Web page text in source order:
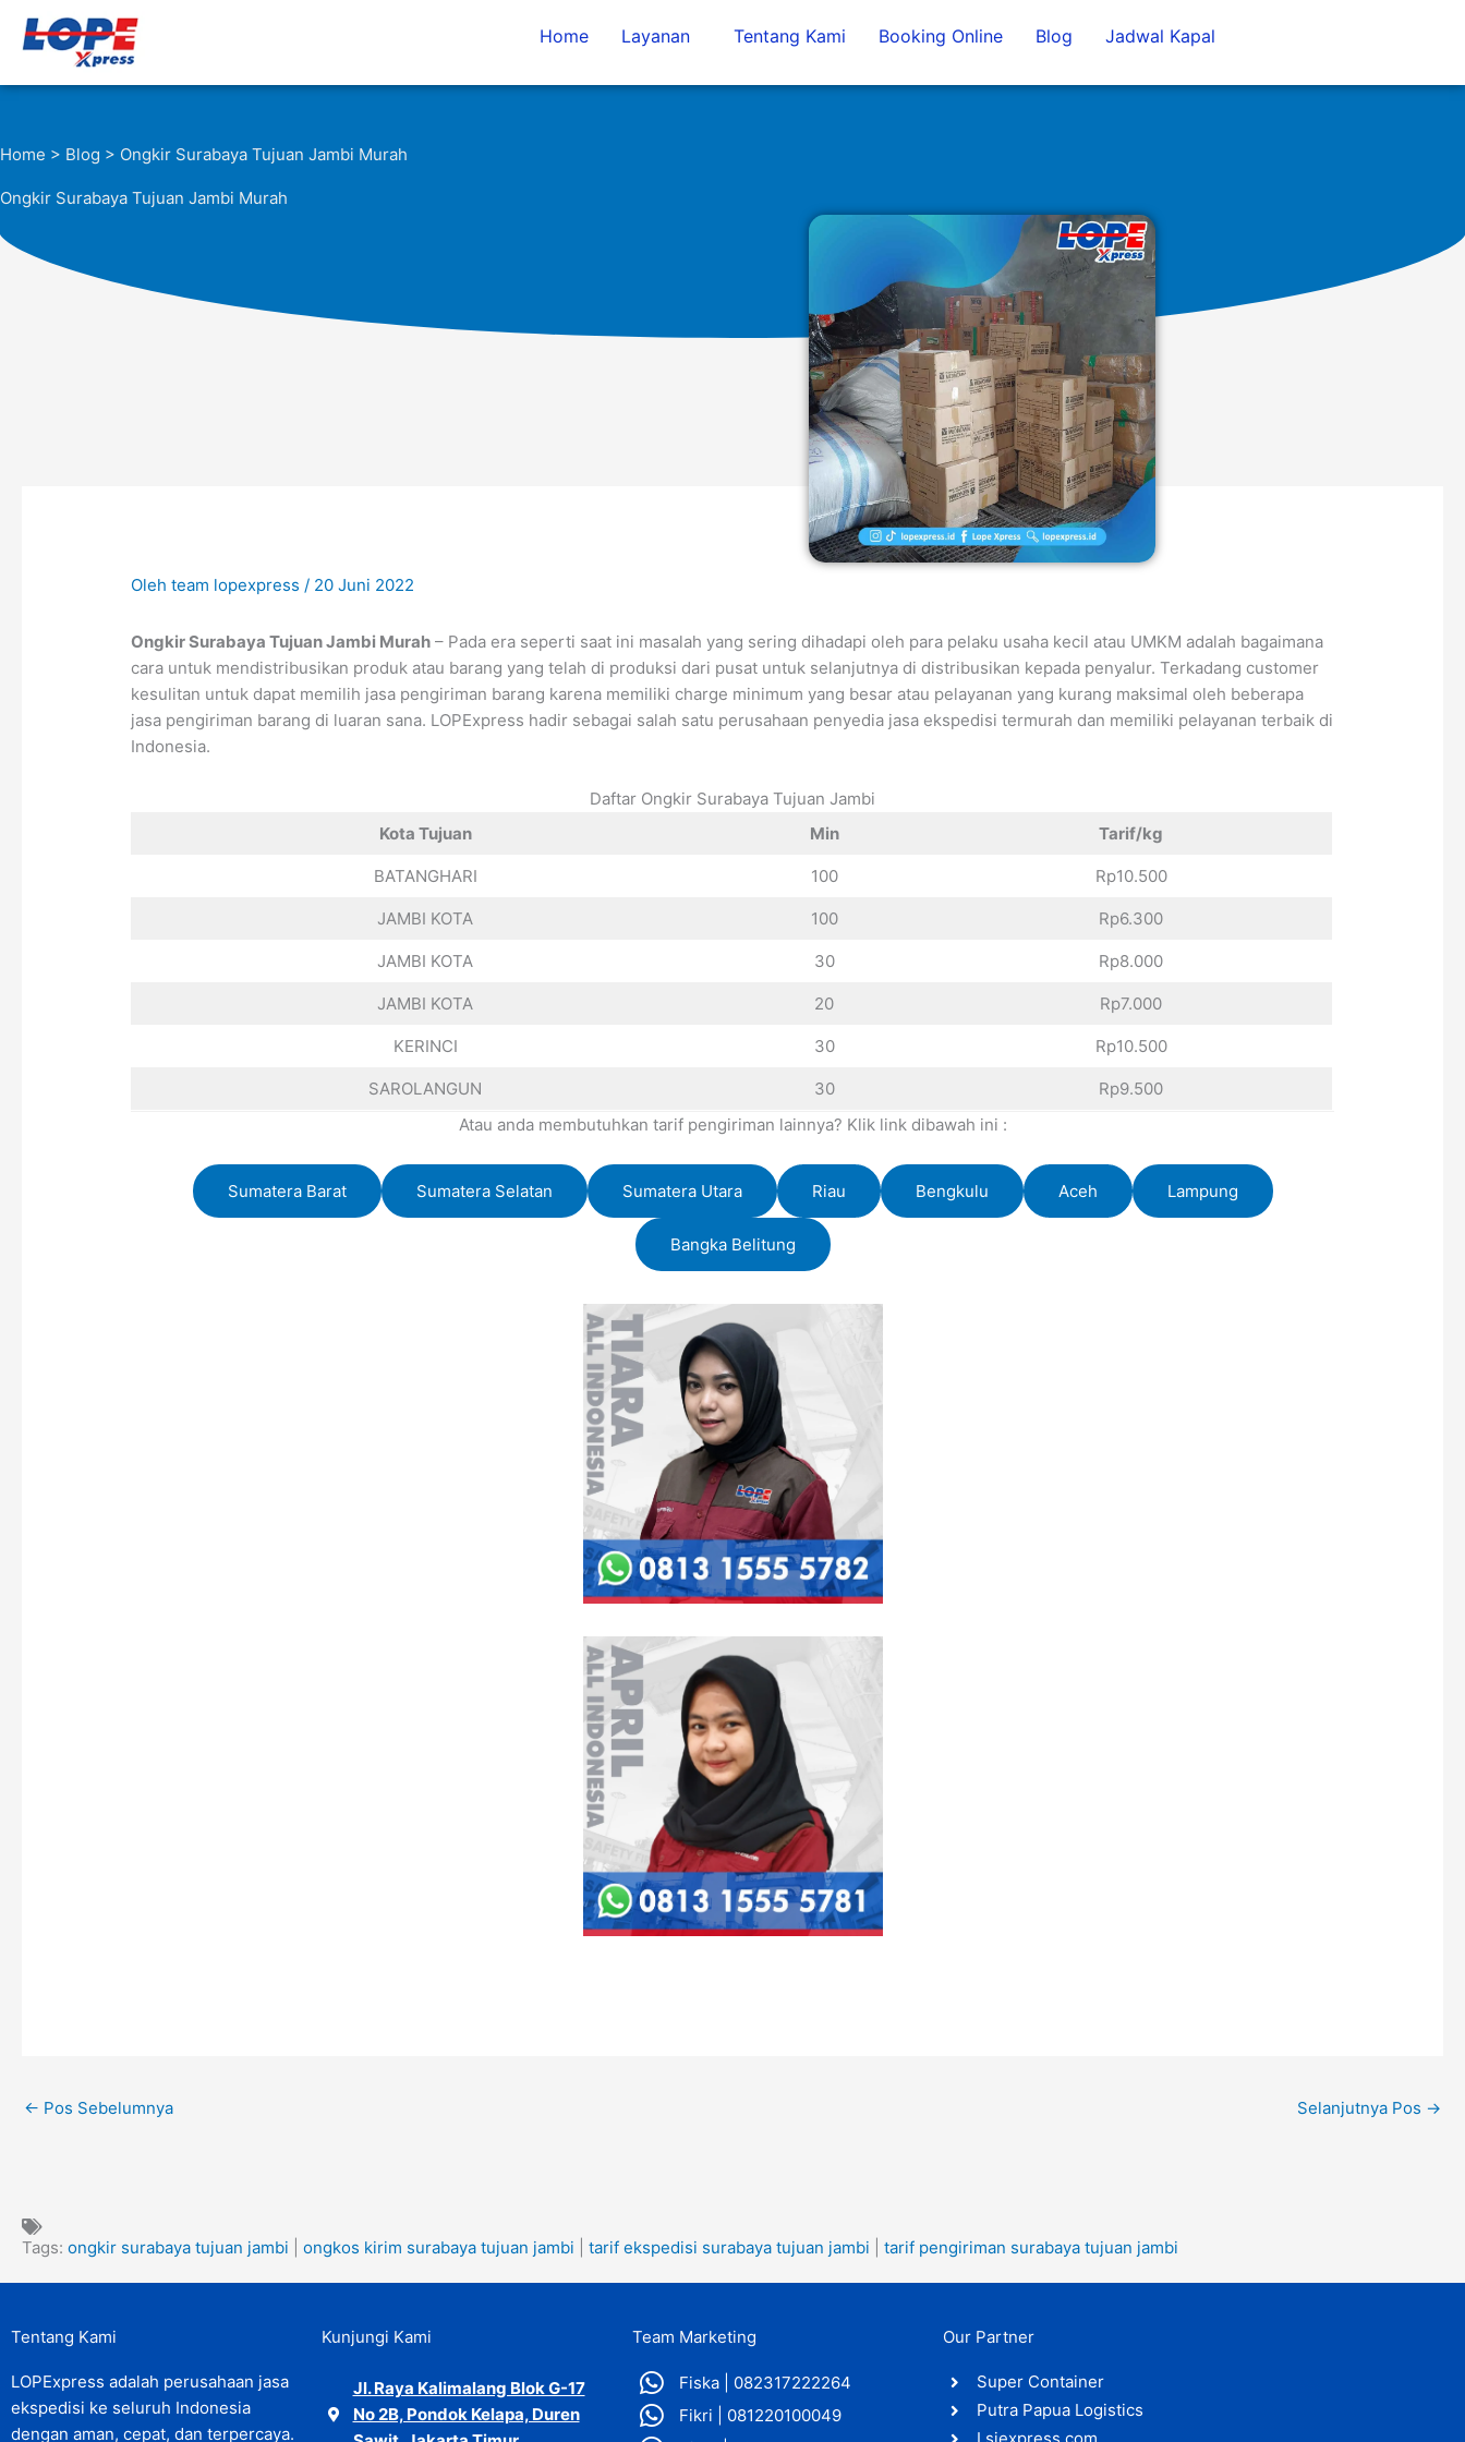
Home Layanan Tentang Kami Booking Online Blog Jadwal Kapal
Home > Blog > Ongkir Surabaya Tujuan Jambi Murah
Ongkir Surabaya Tujuan Jambi Murah
Olehteam lopexpress/ 20 Juni 2022
Ongkir Surabaya Tujuan Jambi Murah – Pada era seperti saat ini masalah yang sering dihadapi oleh para pelaku usaha kecil atau UMKM adalah bagaimana
cara untuk mendistribusikan produk atau barang yang telah di produksi dari pusat untuk selanjutnya di distribusikan kepada penyalur. Terkadang customer
kesulitan untuk dapat memilih jasa pengiriman barang karena memiliki charge minimum yang besar atau pelayanan yang kurang maksimal oleh beberapa
jasa pengiriman barang di luaran sana. LOPExpress hadir sebagai salah satu perusahaan penyedia jasa ekspedisi termurah dan memiliki pelayanan terbaik di
Indonesia.
Daftar Ongkir Surabaya Tujuan Jambi
Kota Tujuan
Min Tarif/kg
BATANGHARI 100 Rp10.500
JAMBI KOTA 100 Rp6.300
JAMBI KOTA 30 Rp8.000
JAMBI KOTA 20 Rp7.000
KERINCI 30 Rp10.500
SAROLANGUN 30
Rp9.500
Atau anda membutuhkan tarif pengiriman lainnya? Klik link dibawah ini :
Sumatera Barat Sumatera Selatan Sumatera Utara Riau Bengkulu Aceh Lampung
Bangka Belitung
← Pos Sebelumnya Selanjutnya Pos →
Tags: ongkir surabaya tujuan jambi ongkos kirim surabaya tujuan jambi tarif ekspedisi surabaya tujuan jambi tarif pengiriman surabaya tujuan jambi
Tentang Kami
LOPExpress adalah perusahaan jasa
ekspedisi ke seluruh Indonesia
dengan aman, cepat, dan terpercaya.
Kunjungi Kami
Jl. Raya Kalimalang Blok G-17
No 2B, Pondok Kelapa, Duren
Team Marketing
Fiska | 082317222264
Fikri | 081220100049
Our Partner
Super Container
Putra Papua Logistics